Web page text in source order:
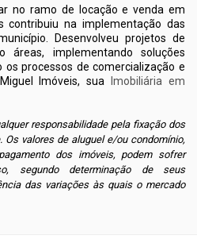
no ramo de locação e venda em
contribuiu na implementação das
Desenvolveu projetos de
áreas, implementando soluções
processos de comercialização e
Imóveis, suaImobiliária em
responsabilidade pela fixação dos
valores de aluguel e/ou condomínio,
dos imóveis, podem sofrer
segundo determinação de seus
das variações às quais o mercado